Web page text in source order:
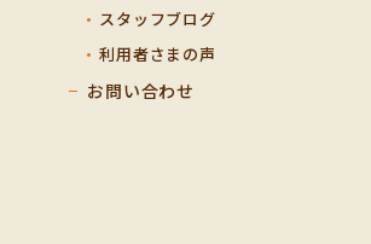
スタッフブログ
利用者さまの声
お問い合わせ